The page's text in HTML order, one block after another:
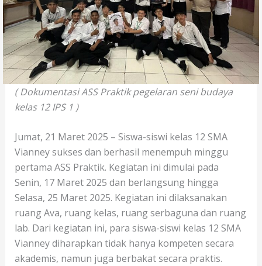
( Dokumentasi ASS Praktik pegelaran seni budaya
kelas 12 IPS 1 )
Jumat, 21 Maret 2025 – Siswa-siswi kelas 12 SMA
Vianney sukses dan berhasil menempuh minggu
pertama ASS Praktik. Kegiatan ini dimulai pada
Senin, 17 Maret 2025 dan berlangsung hingga
Selasa, 25 Maret 2025. Kegiatan ini dilaksanakan
ruang Ava, ruang kelas, ruang serbaguna dan ruang
lab. Dari kegiatan ini, para siswa-siswi kelas 12 SMA
Vianney diharapkan tidak hanya kompeten secara
akademis, namun juga berbakat secara praktis.